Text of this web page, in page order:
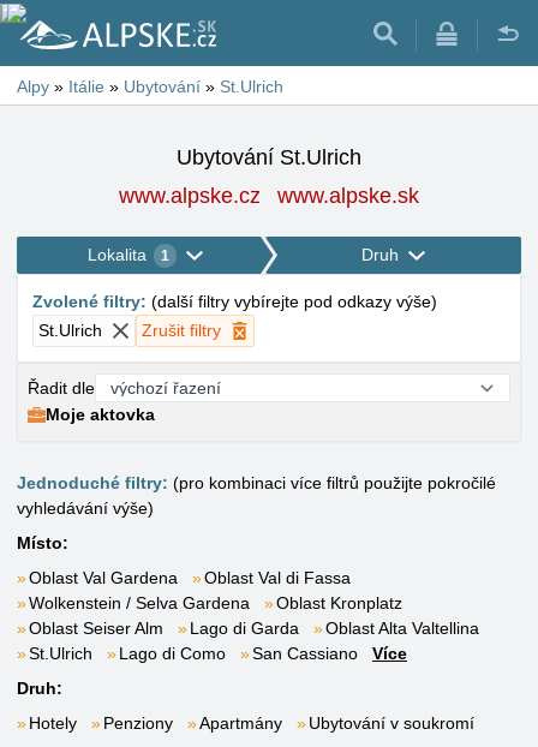
Alpy » Itálie » Ubytování » St.Ulrich
Ubytování St.Ulrich
www.alpske.cz
www.alpske.sk
Lokalita 1 Druh
Zvolené filtry: (další filtry vybírejte pod odkazy výše)
St.Ulrich
Zrušit filtry
Řadit dle
Moje aktovka
Jednoduché filtry: (pro kombinaci více filtrů použijte pokročilé
vyhledávání výše)
Místo:
Oblast Val Gardena
Oblast Val di Fassa
Wolkenstein / Selva Gardena
Oblast Kronplatz
Oblast Seiser Alm
Lago di Garda
Oblast Alta Valtellina
St.Ulrich
Lago di Como San Cassiano
Více
Druh:
Hotely
Penziony Apartmány
Ubytování v soukromí